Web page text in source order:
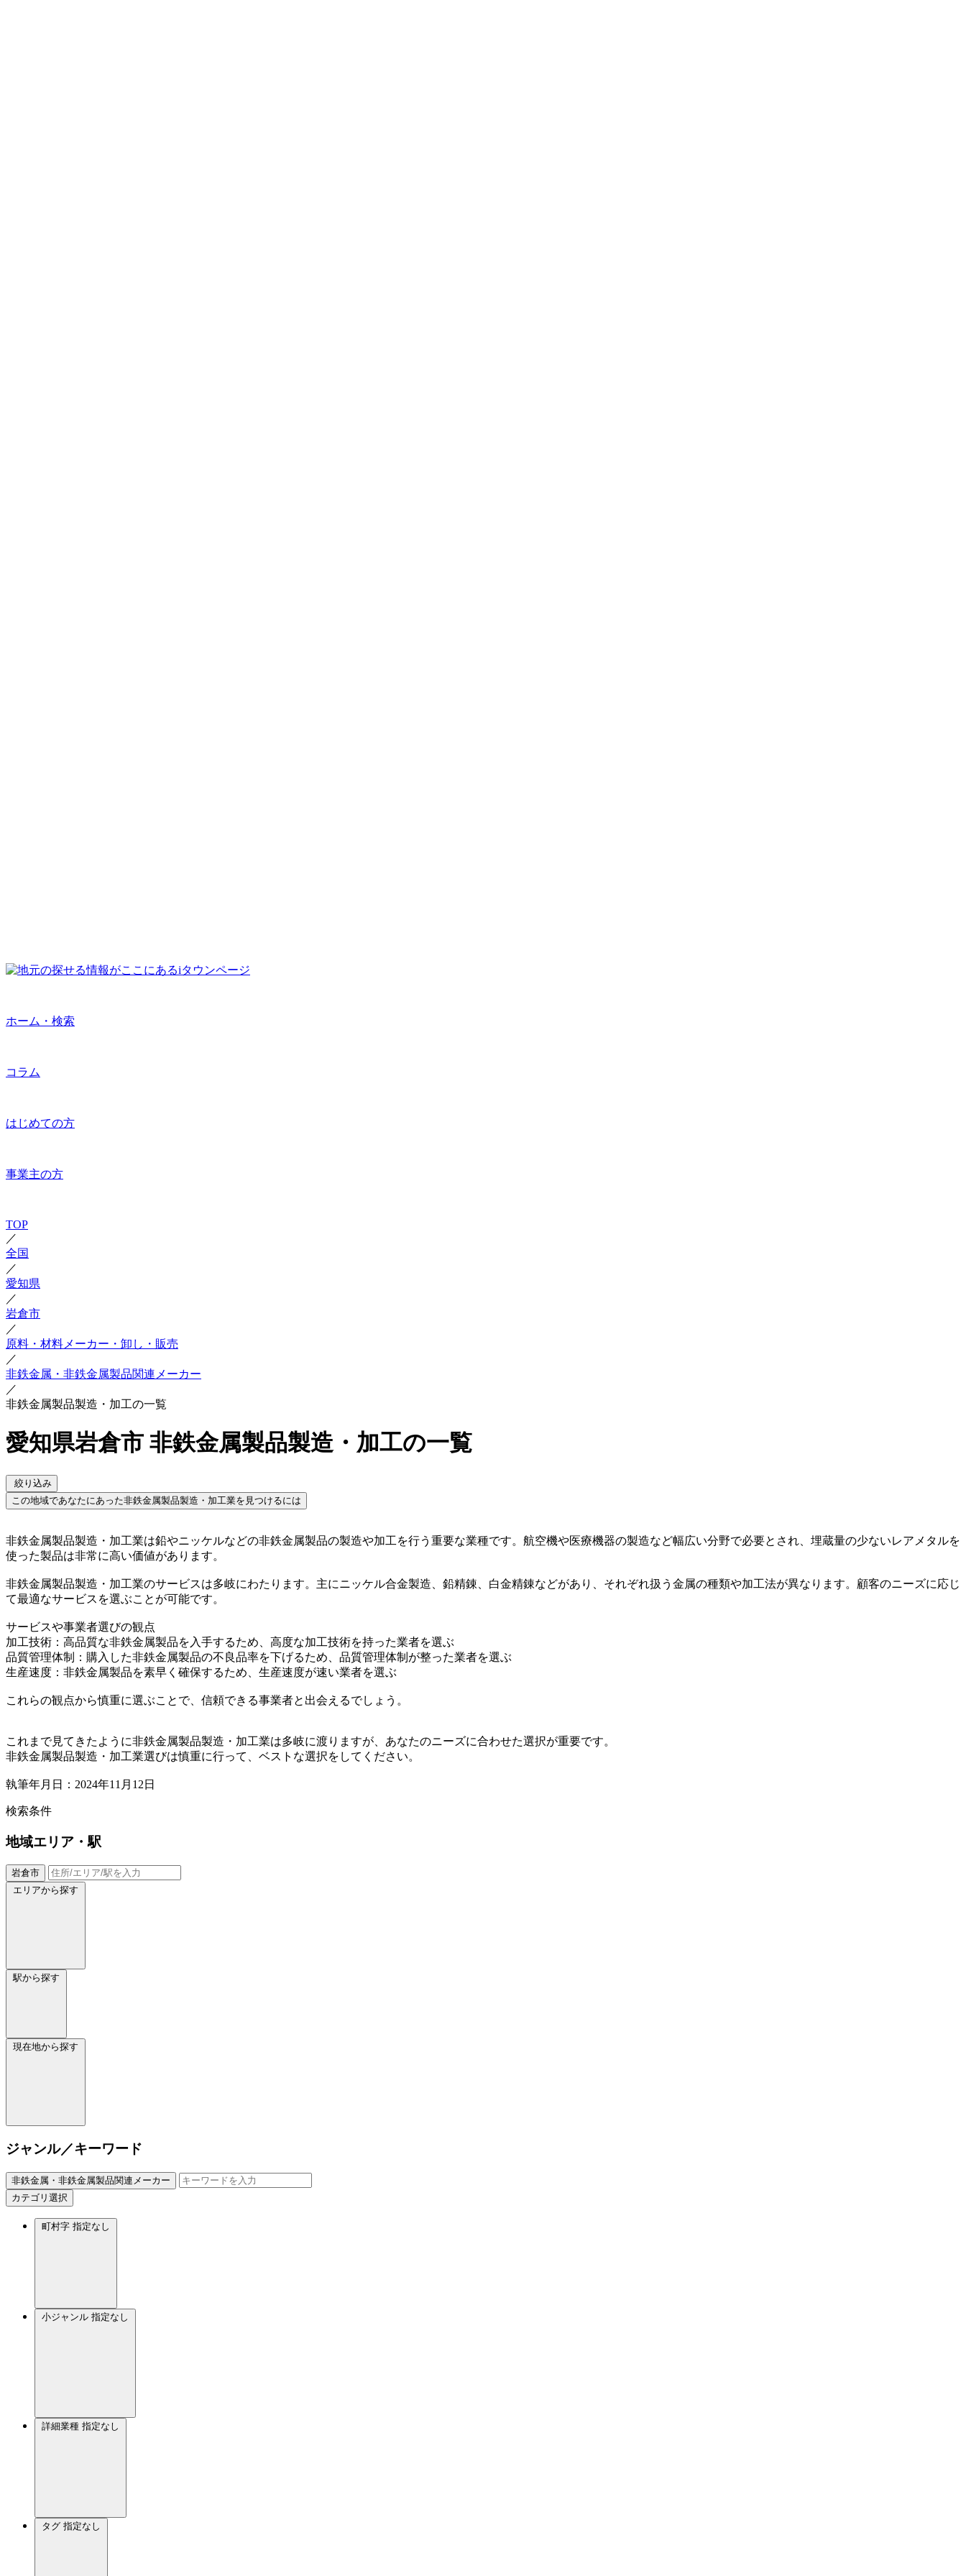
ホーム・検索
コラム
はじめての方
事業主の方
TOP
／
全国
／
愛知県
／
岩倉市
／
原料・材料メーカー・卸し・販売
／
非鉄金属・非鉄金属製品関連メーカー
／
非鉄金属製品製造・加工の一覧
愛知県岩倉市 非鉄金属製品製造・加工の一覧
絞り込み
この地域であなたにあった非鉄金属製品製造・加工業を見つけるには
非鉄金属製品製造・加工業は鉛やニッケルなどの非鉄金属製品の製造や加工を行う重要な業種です。航空機や医療機器の製造など幅広い分野で必要とされ、埋蔵量の少ないレアメタルを
使った製品は非常に高い価値があります。
非鉄金属製品製造・加工業のサービスは多岐にわたります。主にニッケル合金製造、鉛精錬、白金精錬などがあり、それぞれ扱う金属の種類や加工法が異なります。顧客のニーズに応じ
て最適なサービスを選ぶことが可能です。
サービスや事業者選びの観点
加工技術：高品質な非鉄金属製品を入手するため、高度な加工技術を持った業者を選ぶ
品質管理体制：購入した非鉄金属製品の不良品率を下げるため、品質管理体制が整った業者を選ぶ
生産速度：非鉄金属製品を素早く確保するため、生産速度が速い業者を選ぶ
これらの観点から慎重に選ぶことで、信頼できる事業者と出会えるでしょう。
これまで見てきたように非鉄金属製品製造・加工業は多岐に渡りますが、あなたのニーズに合わせた選択が重要です。
非鉄金属製品製造・加工業選びは慎重に行って、ベストな選択をしてください。
執筆年月日：2024年11月12日
検索条件
地域エリア・駅
岩倉市
エリアから探す
駅から探す
現在地から探す
ジャンル／キーワード
非鉄金属・非鉄金属製品関連メーカー
カテゴリ選択
町村字 指定なし
小ジャンル 指定なし
詳細業種 指定なし
タグ 指定なし